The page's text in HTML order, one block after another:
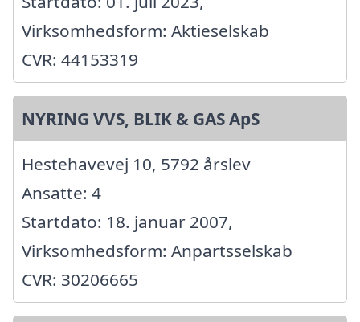
Virksomhedsform: Aktieselskab
CVR: 44153319
NYRING VVS, BLIK & GAS ApS
Hestehavevej 10, 5792 årslev
Ansatte: 4
Startdato: 18. januar 2007,
Virksomhedsform: Anpartsselskab
CVR: 30206665